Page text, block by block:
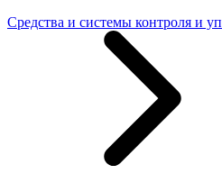
Средства и системы контроля и